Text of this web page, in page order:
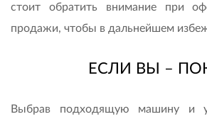
стоит обратить внимание при
продажи, чтобы в дальнейшем
ЕСЛИ ВЫ –
Выбрав подходящую машину и